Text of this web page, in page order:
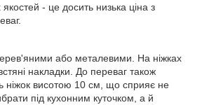
- це досить низька ціна з
або металевими. На ніжках
накладки. До переваг також
ніжок висотою 10 см, що сприяє не
під кухонним куточком, а й